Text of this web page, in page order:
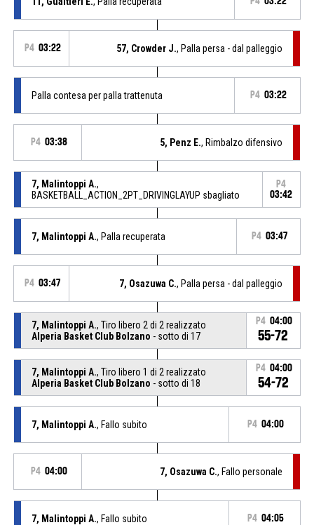
P4 03:22 57, Crowder J., Palla persa - dal palleggio
Palla contesa per palla trattenuta P4 03:22
P4 03:38 5, Penz E., Rimbalzo difensivo
7, Malintoppi A.,
BASKETBALL_ACTION_2PT_DRIVINGLAYUP sbagliato
P4
03:42
7, Malintoppi A., Palla recuperata P4 03:47
P4 03:47 7, Osazuwa C., Palla persa - dal palleggio
7, Malintoppi A., Tiro libero 2 di 2 realizzato
Alperia Basket Club Bolzano - sotto di 17
P4 04:00
55-72
7, Malintoppi A., Tiro libero 1 di 2 realizzato
Alperia Basket Club Bolzano - sotto di 18
P4 04:00
54-72
7, Malintoppi A., Fallo subito P4 04:00
P4 04:00 7, Osazuwa C., Fallo personale
7, Malintoppi A., Fallo subito P4 04:05